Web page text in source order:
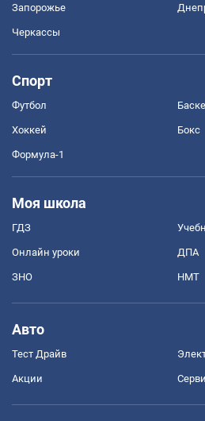
Запорожье
Черкассы
Спорт
Футбол
Хоккей Бокс
Формула-1
Моя школа
ГДЗ
Онлайн уроки ДПА
ЗНО НМТ
Авто
Тест Драйв
Акции